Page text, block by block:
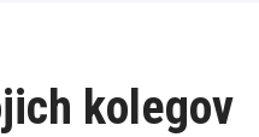
kolegov